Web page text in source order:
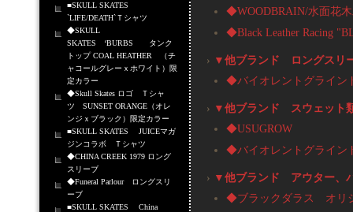
■SKULL SKATES
`LIFE/DEATH`Ｔシャツ
◆SKULL
SKATES ‘BURBS タンク
トップ COAL HEATHER （チ
ャコールグレーｘホワイト）限
定カラー
◆Skull Skates ロゴ Ｔシャ
ツ SUNSET ORANGE（オレ
ンジｘブラック）限定カラー
■SKULL SKATES JUICEマガ
ジンコラボ Ｔシャツ
◆CHINA CREEK 1979 ロング
スリーブ
◆Funeral Parlour ロングスリ
ーブ
■SKULL SKATES China
◆WOODBRAIN/水面花
◆Black Leather Racing
› ▼他ブランド ロングスリ
◆バイオレントグライン
› ▼他ブランド スウェット
◆USUGROW
◆バイオレントグライン
› ▼他ブランド アウター、
◆ブラックダラス オリ